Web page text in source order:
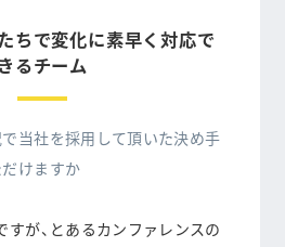
ちで変化に素早く対応で
きるチーム
当社を採用して頂いた決め手
けますか
すが、とあるカンファレンスの